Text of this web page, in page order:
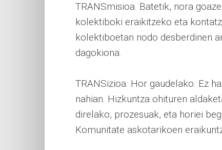
TRANSmisioa. Batetik, nora
kolektiboki eraikitzeko eta
kolektiboetan nodo desberdinen
dagokiona.
TRANSizioa. Hor gaudelako. Ez
nahian. Hizkuntza ohituren
direlako, prozesuak, eta horiei
Komunitate askotarikoen